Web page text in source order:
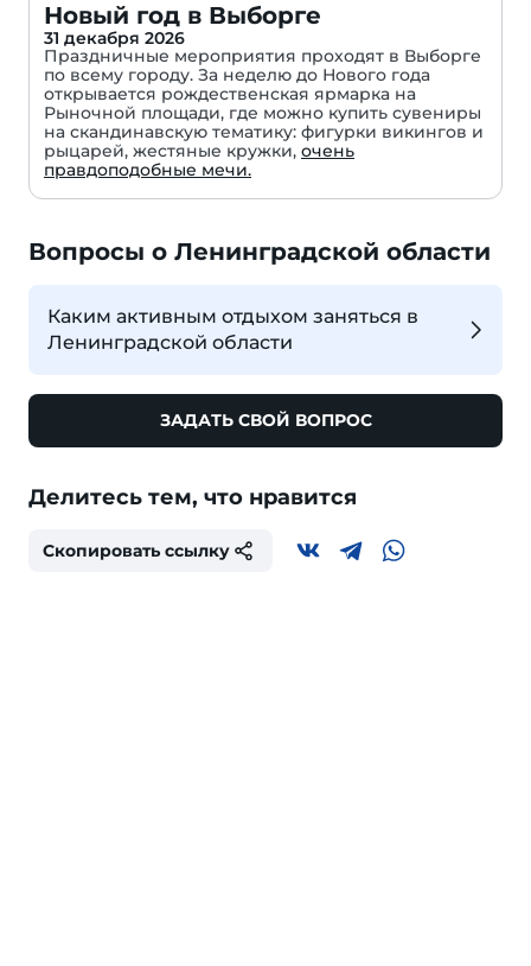
Новый год в Выборге
31 декабря 2026
Праздничные мероприятия проходят в Выборге
по всему городу. За неделю до Нового года
открывается рождественская ярмарка на
Рыночной площади, где можно купить сувениры
на скандинавскую тематику: фигурки викингов и
рыцарей, жестяные кружки, очень
правдоподобные мечи.
Вопросы о Ленинградской области
Каким активным отдыхом заняться в
Ленинградской области
ЗАДАТЬ СВОЙ ВОПРОС
Делитесь тем, что нравится
Скопировать ссылку